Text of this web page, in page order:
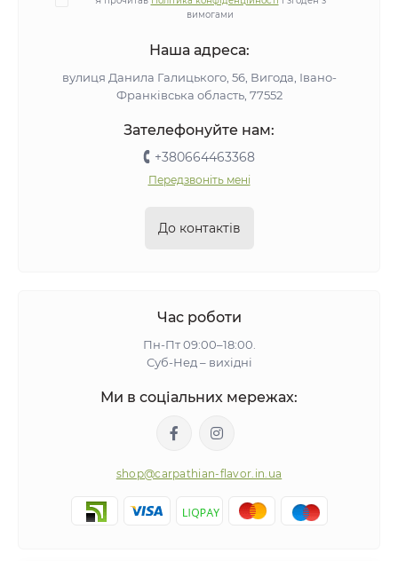
вимогами
Наша адреса:
вулиця Данила Галицького, 56, Вигода, Івано-
Франківська область, 77552
Зателефонуйте нам:
+380664463368
Передзвоніть мені
До контактів
Час роботи
Пн-Пт 09:00–18:00.
Суб-Нед – вихідні
Ми в соціальних мережах:
shop@carpathian-flavor.in.ua